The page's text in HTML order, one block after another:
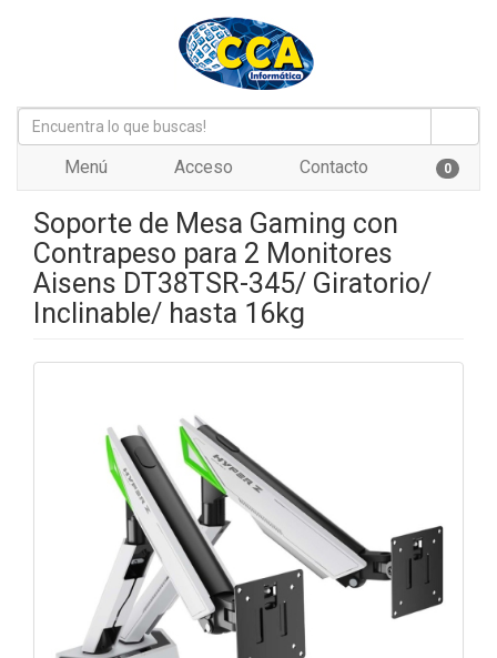
Menú Acceso Contacto 0
Soporte de Mesa Gaming con
Contrapeso para 2 Monitores
Aisens DT38TSR-345/ Giratorio/
Inclinable/ hasta 16kg